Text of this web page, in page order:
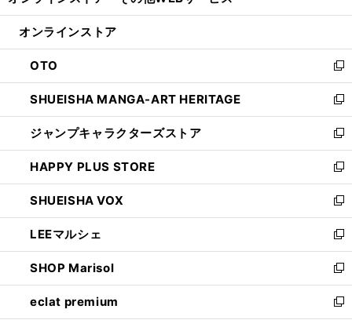
開
ン
ウ
で
開
く
ウ
ン
ド
ウ
で
開
く
オンラインストア
OTO
新
し
い
ウ
ィ
ン
ド
ウ
で
開
く
SHUEISHA MANGA-ART HERITAGE
新
し
い
ウ
ィ
ン
ド
ウ
で
開
く
ジャンプキャラクターズストア
新
し
い
ウ
ィ
ン
ド
ウ
で
開
く
HAPPY PLUS STORE
新
し
い
ウ
ィ
ン
ド
ウ
で
SHUEISHA VOX
新
し
い
ウ
ィ
ン
ド
LEEマルシェ
新
し
い
ウ
ィ
SHOP Marisol
新
し
い
eclat premium
新